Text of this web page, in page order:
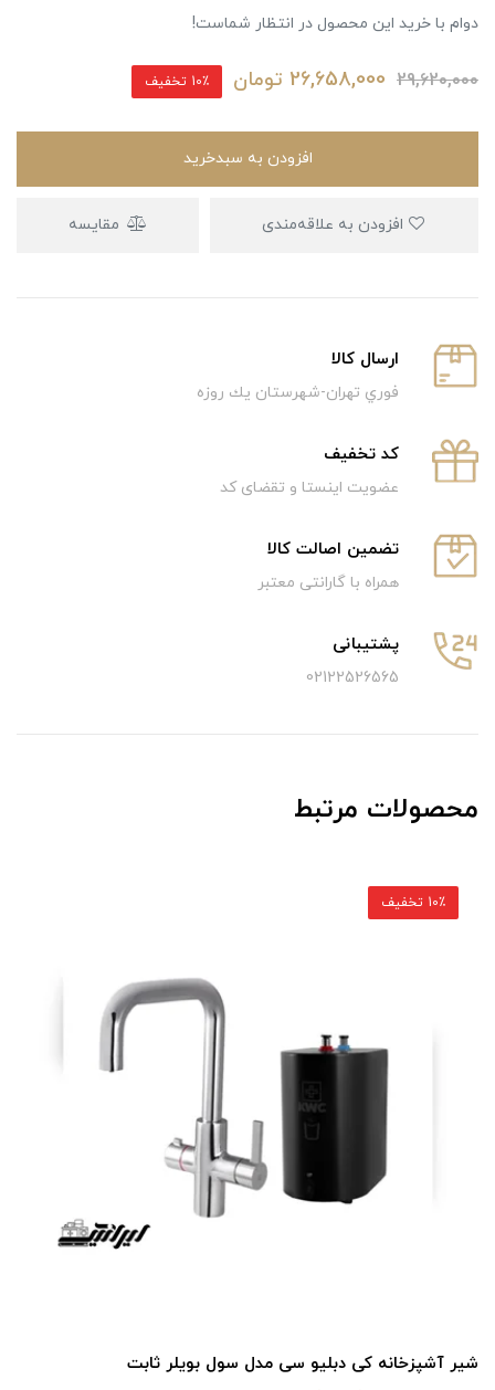
دوام با خرید این محصول در انتظار شماست!
29,620,000
26,658,000 تومان 10٪ تخفیف
افزودن به سبدخرید
مقایسه
ارسال كالا
فوري تهران-شهرستان يك روزه
كد تخفيف
عضویت اینستا و تقضای کد
تضمین اصالت کالا
همراه با گارانتی معتبر
پشتیبانی
02122526565
محصولات مرتبط
شیر آشپزخانه کی دبلیو سی مدل سول بویلر ثابت
10٪ تخفیف